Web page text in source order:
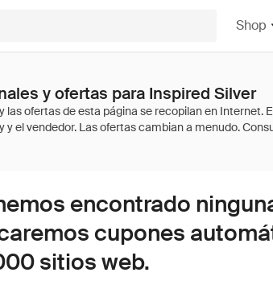
Shop
y ofertas para Inspired Silver
encontrado
cupones
sitios web.